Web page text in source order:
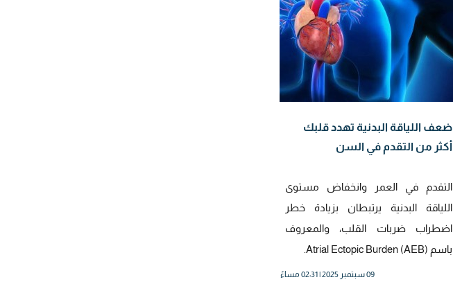
ضعف اللياقة البدنية تهدد قلبك
أكثر من التقدم في السن
التقدم في العمر وانخفاض مستوى
اللياقة البدنية يرتبطان بزيادة خطر
اضطراب ضربات القلب، والمعروف
باسم Atrial Ectopic Burden (AEB).
09 سبتمبر 2025 | 02:31 مساءً